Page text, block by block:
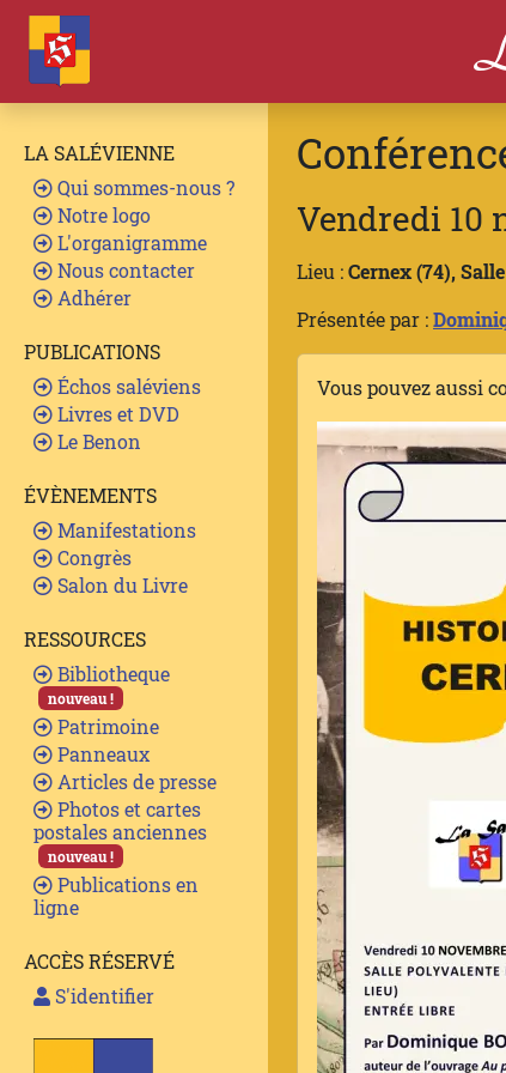
LA SALÉVIENNE
Qui sommes-nous ?
Notre logo
L'organigramme
Nous contacter
Adhérer
PUBLICATIONS
Échos saléviens
Livres et DVD
Le Benon
ÉVÈNEMENTS
Manifestations
Congrès
Salon du Livre
RESSOURCES
Bibliotheque
nouveau !
Patrimoine
Panneaux
Articles de presse
Photos et cartes
postales anciennes
nouveau !
Publications en
ligne
ACCÈS RÉSERVÉ
S'identifier
Vendredi 10
Lieu :Cernex (74),
Présentée par :
Vous pouvez aussi